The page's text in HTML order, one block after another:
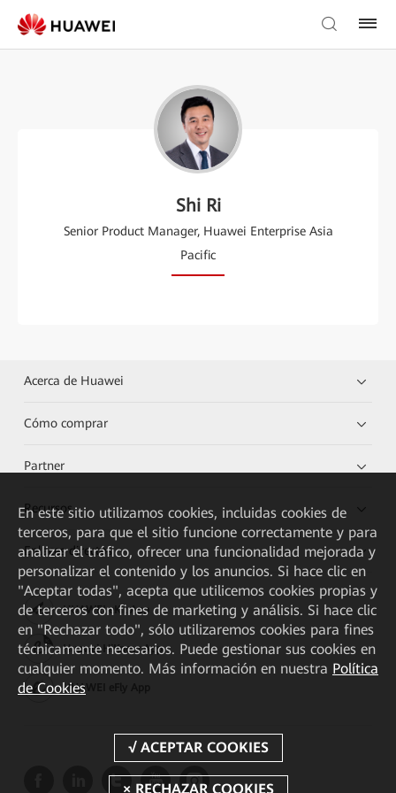
Shi Ri
Senior Product Manager, Huawei Enterprise Asia
Pacific
Acerca de Huawei
Cómo comprar
Partner
Recursos
Enlaces directos
HUAWEI eKit App
Huawei HiKnow App
HUAWEI eFly App
En este sitio utilizamos cookies, incluidas cookies de
terceros, para que el sitio funcione correctamente y para
analizar el tráfico, ofrecer una funcionalidad mejorada y
personalizar el contenido y los anuncios. Si hace clic en
"Aceptar todas", acepta que utilicemos cookies propias y
de terceros con fines de marketing y análisis. Si hace clic
en "Rechazar todo", sólo utilizaremos cookies para fines
técnicamente necesarios. Puede gestionar sus cookies en
cualquier momento. Más información en nuestra Política
de Cookies